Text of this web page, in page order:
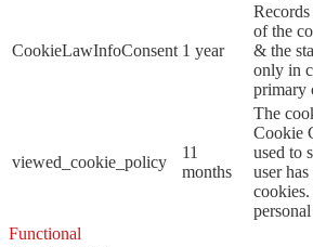
CookieLawInfoConsent 1 year
of the
& the
only in
primary
viewed_cookie_policy
11
months
The
Cookie
used to
user
Functional